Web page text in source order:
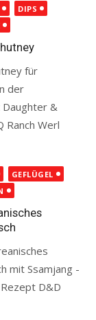
DIPS
für
der
&
Ranch Werl
GEFLÜGEL
mit Ssamjang -
D&D